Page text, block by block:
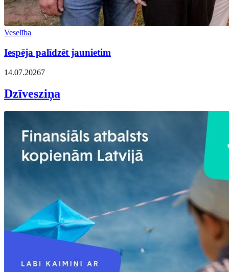
Veselība
Iespēja palīdzēt jaunietim
14.07.20267
Dzīvesziņa